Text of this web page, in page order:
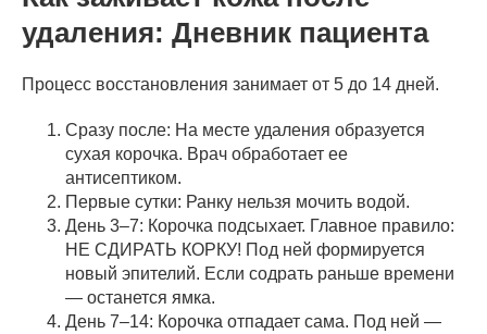
удаления: Дневник пациента
Процесс восстановления занимает от 5 до 14 дней.
Сразу после: На месте удаления образуется
сухая корочка. Врач обработает ее
антисептиком.
Первые сутки: Ранку нельзя мочить водой.
День 3–7: Корочка подсыхает. Главное правило:
НЕ СДИРАТЬ КОРКУ! Под ней формируется
новый эпителий. Если содрать раньше времени
— останется ямка.
День 7–14: Корочка отпадает сама. Под ней —